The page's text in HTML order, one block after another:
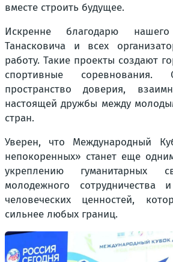
вместе строить будущее.
Искренне благодарю
Танасковича и всех
работу. Такие проекты создают
спортивные
пространство доверия,
настоящей дружбы между
стран.
Уверен, что Международный
непокоренных» станет еще
укреплению гуманитарных
молодежного сотрудничества
человеческих ценностей,
сильнее любых границ.